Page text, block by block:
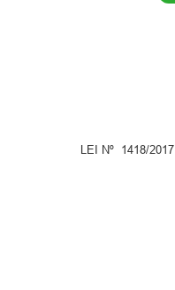
LEI Nº 1418/2017